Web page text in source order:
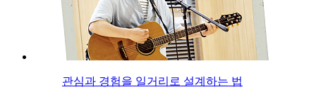
관심과 경험을 일거리로 설계하는 법